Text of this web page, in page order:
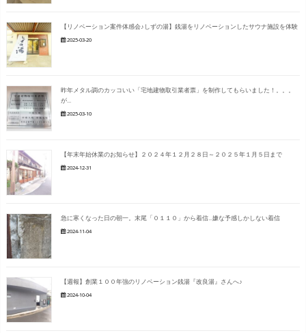
【リノベーション案件体感会♪しずの湯】銭湯をリノベーションしたサウナ施設を体験
2025-03-20
昨年メタル調のカッコいい「宅地建物取引業者票」を制作してもらいました！。。。
が...
2025-03-10
【年末年始休業のお知らせ】２０２４年１２月２８日～２０２５年１月５日まで
2024-12-31
急に寒くなった日の朝一。末尾「０１１０」から着信...嫌な予感しかしない着信
2024-11-04
【週報】創業１００年強のリノベーション銭湯『改良湯』さんへ♪
2024-10-04